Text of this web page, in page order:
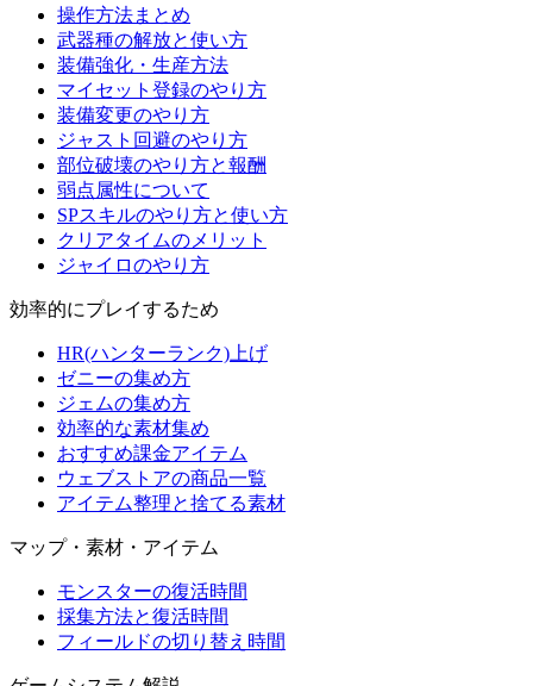
操作方法まとめ
武器種の解放と使い方
装備強化・生産方法
マイセット登録のやり方
装備変更のやり方
ジャスト回避のやり方
部位破壊のやり方と報酬
弱点属性について
SPスキルのやり方と使い方
クリアタイムのメリット
ジャイロのやり方
効率的にプレイするため
HR(ハンターランク)上げ
ゼニーの集め方
ジェムの集め方
効率的な素材集め
おすすめ課金アイテム
ウェブストアの商品一覧
アイテム整理と捨てる素材
マップ・素材・アイテム
モンスターの復活時間
採集方法と復活時間
フィールドの切り替え時間